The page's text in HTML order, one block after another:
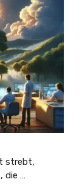
strebt,
die …